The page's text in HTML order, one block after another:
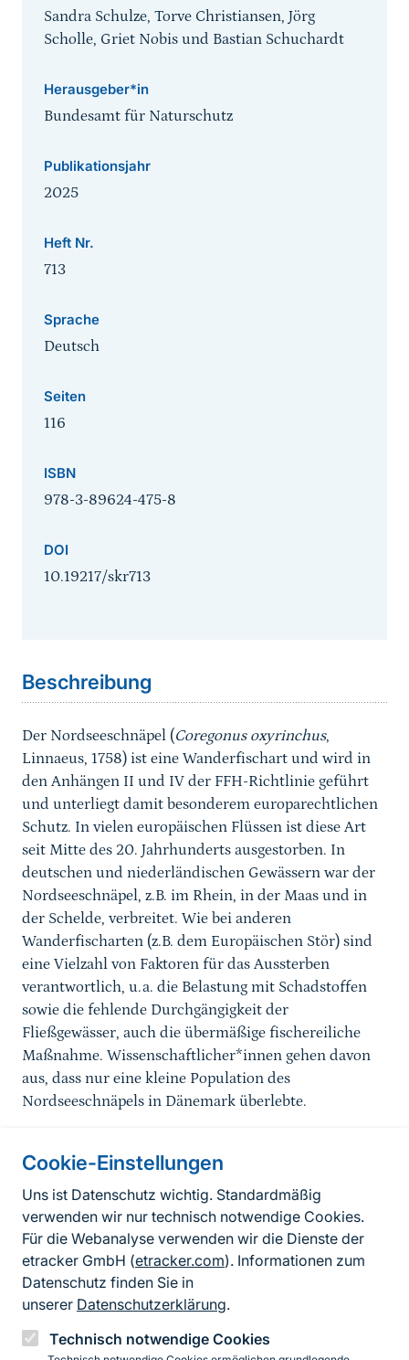
Cookie-Einstellungen
Uns ist Datenschutz wichtig. Standardmäßig
verwenden wir nur technisch notwendige Cookies.
Für die Webanalyse verwenden wir die Dienste der
etracker GmbH (etracker.com). Informationen zum
Datenschutz finden Sie in
unserer Datenschutzerklärung.
Technisch notwendige Cookies
Sandra Schulze, Torve Christiansen, Jörg
Scholle, Griet Nobis und Bastian Schuchardt
Herausgeber*in
Bundesamt für Naturschutz
Publikationsjahr
2025
Heft Nr.
713
Sprache
Deutsch
Seiten
116
ISBN
978-3-89624-475-8
DOI
10.19217/skr713
Beschreibung
Der Nordseeschnäpel (Coregonus oxyrinchus,
Linnaeus, 1758) ist eine Wanderfischart und wird in
den Anhängen II und IV der FFH-Richtlinie geführt
und unterliegt damit besonderem europarechtlichen
Schutz. In vielen europäischen Flüssen ist diese Art
seit Mitte des 20. Jahrhunderts ausgestorben. In
deutschen und niederländischen Gewässern war der
Nordseeschnäpel, z.B. im Rhein, in der Maas und in
der Schelde, verbreitet. Wie bei anderen
Wanderfischarten (z.B. dem Europäischen Stör) sind
eine Vielzahl von Faktoren für das Aussterben
verantwortlich, u.a. die Belastung mit Schadstoffen
sowie die fehlende Durchgängigkeit der
Fließgewässer, auch die übermäßige fischereiliche
Maßnahme. Wissenschaftlicher*innen gehen davon
aus, dass nur eine kleine Population des
Nordseeschnäpels in Dänemark überlebte.
Informationen zur Seite
FußzeileKontakt zum BfN
Kontaktformular
Erklärung zur Barrierefreiheit
Impressum